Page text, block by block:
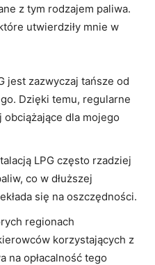
‍z tym rodzajem‍ paliwa.
utwierdziły mnie w
jest zazwyczaj tańsze od
Dzięki temu, regularne
dla mojego
LPG często rzadziej
co w dłuższej
się na oszczędności.
regionach
korzystających z
na‍ opłacalność tego